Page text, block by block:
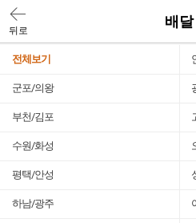
뒤로
배달
전체보기
군포/의왕
부천/김포
수원/화성
평택/안성
하남/광주